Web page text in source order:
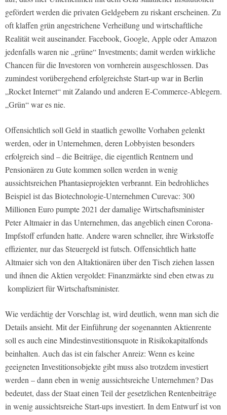
gefördert werden die privaten Geldgebern zu riskant erscheinen. Zu
oft klaffen grün angestrichene Verheißung und wirtschaftliche
Realität weit auseinander. Facebook, Google, Apple oder Amazon
jedenfalls waren nie „grüne“ Investments; damit werden wirkliche
Chancen für die Investoren von vornherein ausgeschlossen. Das
zumindest vorübergehend erfolgreichste Start-up war in Berlin
„Rocket Internet“ mit Zalando und anderen E-Commerce-Ablegern.
„Grün“ war es nie.
Offensichtlich soll Geld in staatlich gewollte Vorhaben gelenkt
werden, oder in Unternehmen, deren Lobbyisten besonders
erfolgreich sind – die Beiträge, die eigentlich Rentnern und
Pensionären zu Gute kommen sollen werden in wenig
aussichtsreichen Phantasieprojekten verbrannt. Ein bedrohliches
Beispiel ist das Biotechnologie-Unternehmen Curevac: 300
Millionen Euro pumpte 2021 der damalige Wirtschaftsminister
Peter Altmaier in das Unternehmen, das angeblich einen Corona-
Impfstoff erfunden hatte. Andere waren schneller, ihre Wirkstoffe
effizienter, nur das Steuergeld ist futsch. Offensichtlich hatte
Altmaier sich von den Altaktionären über den Tisch ziehen lassen
und ihnen die Aktien vergoldet: Finanzmärkte sind eben etwas zu
kompliziert für Wirtschaftsminister.
Wie verdächtig der Vorschlag ist, wird deutlich, wenn man sich die
Details ansieht. Mit der Einführung der sogenannten Aktienrente
soll es auch eine Mindestinvestitionsquote in Risikokapitalfonds
beinhalten. Auch das ist ein falscher Anreiz: Wenn es keine
geeigneten Investitionsobjekte gibt muss also trotzdem investiert
werden – dann eben in wenig aussichtsreiche Unternehmen? Das
bedeutet, dass der Staat einen Teil der gesetzlichen Rentenbeiträge
in wenig aussichtsreiche Start-ups investiert. In dem Entwurf ist von